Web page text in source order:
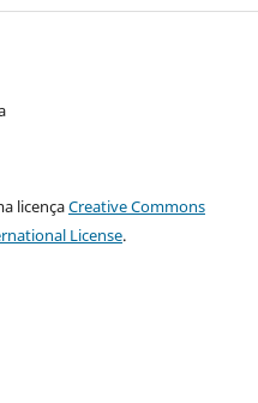
licençaCreative Commons
License.